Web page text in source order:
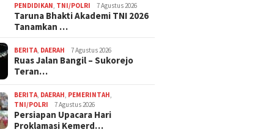
PENDIDIKAN, TNI/POLRI 7 Agustus 2026
Taruna Bhakti Akademi TNI 2026
Tanamkan …
BERITA, DAERAH 7 Agustus 2026
Ruas Jalan Bangil – Sukorejo
Teran…
BERITA, DAERAH, PEMERINTAH,
TNI/POLRI
7 Agustus 2026
Persiapan Upacara Hari
Proklamasi Kemerd…